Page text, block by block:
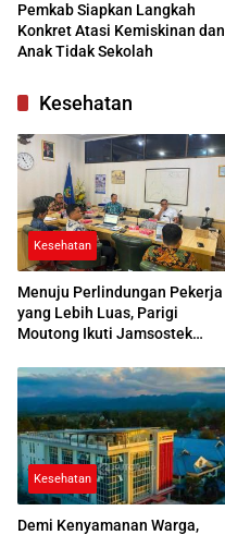
Pemkab Siapkan Langkah
Konkret Atasi Kemiskinan dan
Anak Tidak Sekolah
Kesehatan
Kesehatan
Menuju Perlindungan Pekerja
yang Lebih Luas, Parigi
Moutong Ikuti Jamsostek
Kesehatan
Demi Kenyamanan Warga,